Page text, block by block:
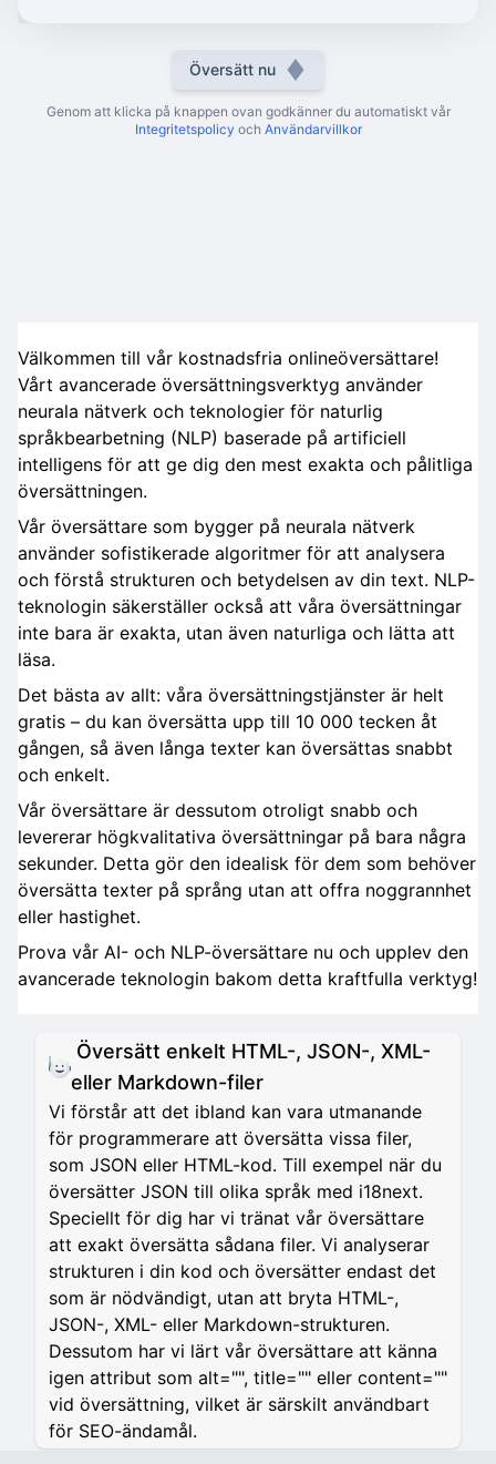
Översätt nu
Genom att klicka på knappen ovan godkänner du automatiskt vår
Integritetspolicy och Användarvillkor
Välkommen till vår kostnadsfria onlineöversättare!
Vårt avancerade översättningsverktyg använder
neurala nätverk och teknologier för naturlig
språkbearbetning (NLP) baserade på artificiell
intelligens för att ge dig den mest exakta och pålitliga
översättningen.
Vår översättare som bygger på neurala nätverk
använder sofistikerade algoritmer för att analysera
och förstå strukturen och betydelsen av din text. NLP-
teknologin säkerställer också att våra översättningar
inte bara är exakta, utan även naturliga och lätta att
läsa.
Det bästa av allt: våra översättningstjänster är helt
gratis – du kan översätta upp till 10 000 tecken åt
gången, så även långa texter kan översättas snabbt
och enkelt.
Vår översättare är dessutom otroligt snabb och
levererar högkvalitativa översättningar på bara några
sekunder. Detta gör den idealisk för dem som behöver
översätta texter på språng utan att offra noggrannhet
eller hastighet.
Prova vår AI- och NLP-översättare nu och upplev den
avancerade teknologin bakom detta kraftfulla verktyg!
Översätt enkelt HTML-, JSON-, XML-
eller Markdown-filer
Vi förstår att det ibland kan vara utmanande
för programmerare att översätta vissa filer,
som JSON eller HTML-kod. Till exempel när du
översätter JSON till olika språk med i18next.
Speciellt för dig har vi tränat vår översättare
att exakt översätta sådana filer. Vi analyserar
strukturen i din kod och översätter endast det
som är nödvändigt, utan att bryta HTML-,
JSON-, XML- eller Markdown-strukturen.
Dessutom har vi lärt vår översättare att känna
igen attribut som alt="", title="" eller content=""
vid översättning, vilket är särskilt användbart
för SEO-ändamål.